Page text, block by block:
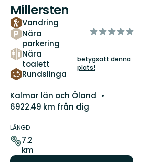
Millersten
Vandring
Nära
parkering
Nära
toalett
Rundslinga
av
betygsätt denna
plats!
Län:
Kalmar län och Öland
6922.49 km från dig
om
leden
LÄNGD
7.2
km